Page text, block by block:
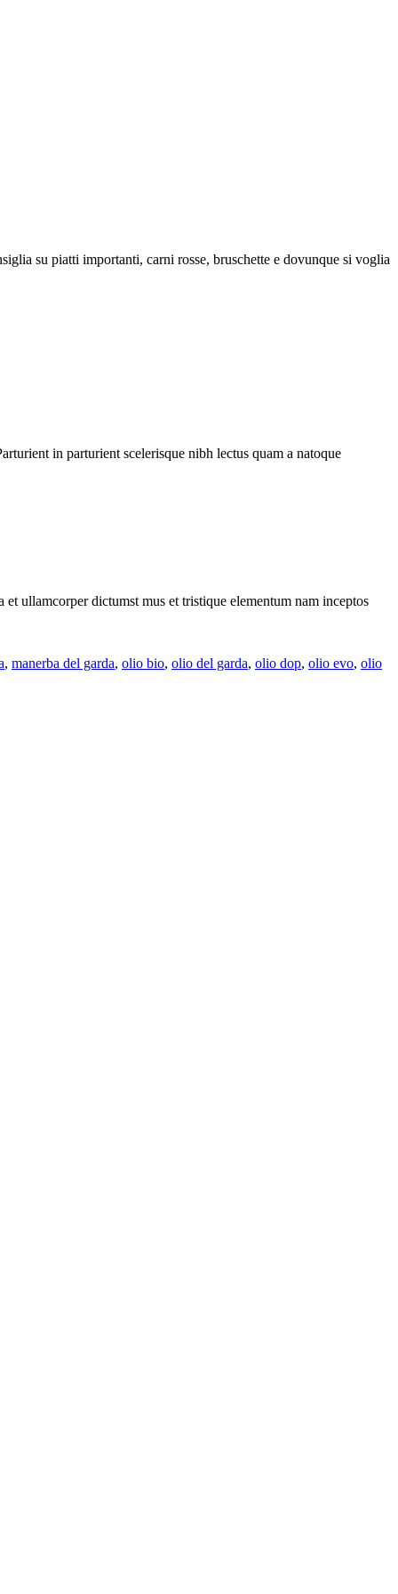
su piatti importanti, carni rosse, bruschette e dovunque si voglia
in parturient scelerisque nibh lectus quam a natoque
ullamcorper dictumst mus et tristique elementum nam inceptos
, manerba del garda, olio bio, olio del garda, olio dop, olio evo, olio